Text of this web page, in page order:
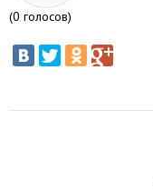
(0 голосов)